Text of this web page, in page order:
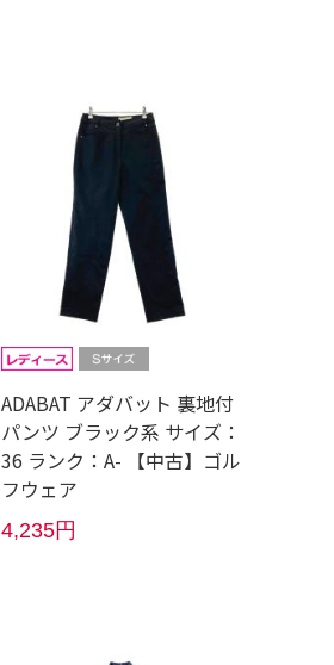
ADABAT アダバット 裏地付
パンツ ブラック系 サイズ：
36 ランク：A- 【中古】ゴル
フウェア
4,235円